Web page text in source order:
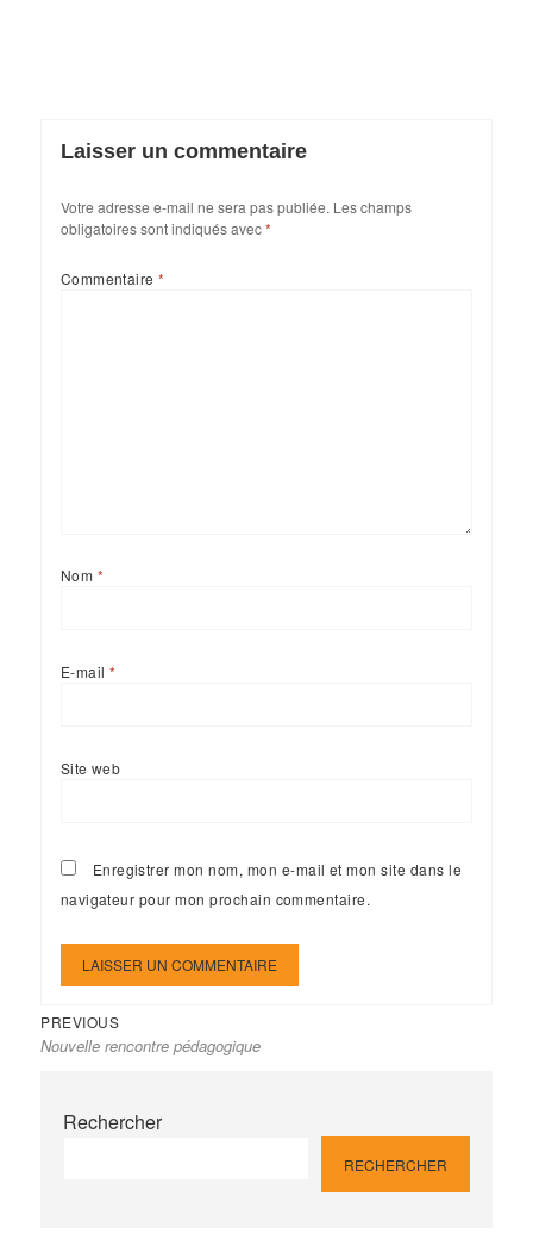
Laisser un commentaire
Votre adresse e-mail ne sera pas publiée. Les champs
obligatoires sont indiqués avec*
Commentaire*
Nom *
E-mail *
Site web
Enregistrer mon nom, mon e-mail et mon site dans le
navigateur pour mon prochain commentaire.
Navigation
de
PREVIOUSPrevious
post:
Nouvelle rencontre pédagogique
Rechercher
RECHERCHER